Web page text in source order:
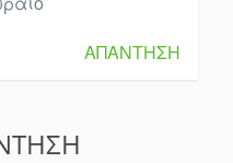
ΑΠΆΝΤΗΣΗ